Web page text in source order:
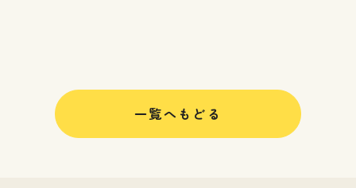
一覧へもどる